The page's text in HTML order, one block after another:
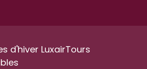
d'hiver LuxairTours